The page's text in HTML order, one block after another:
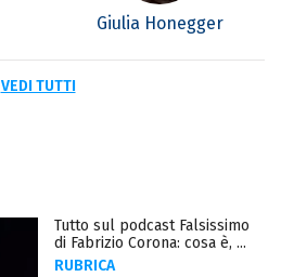
Giulia Honegger
VEDI TUTTI
Tutto sul podcast Falsissimo
di Fabrizio Corona: cosa è, ...
RUBRICA